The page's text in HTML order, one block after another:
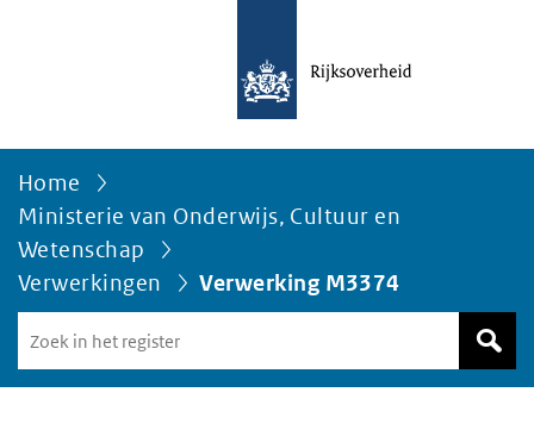
Home
Ministerie van Onderwijs, Cultuur en
Wetenschap
Verwerkingen
Verwerking M3374
in
het